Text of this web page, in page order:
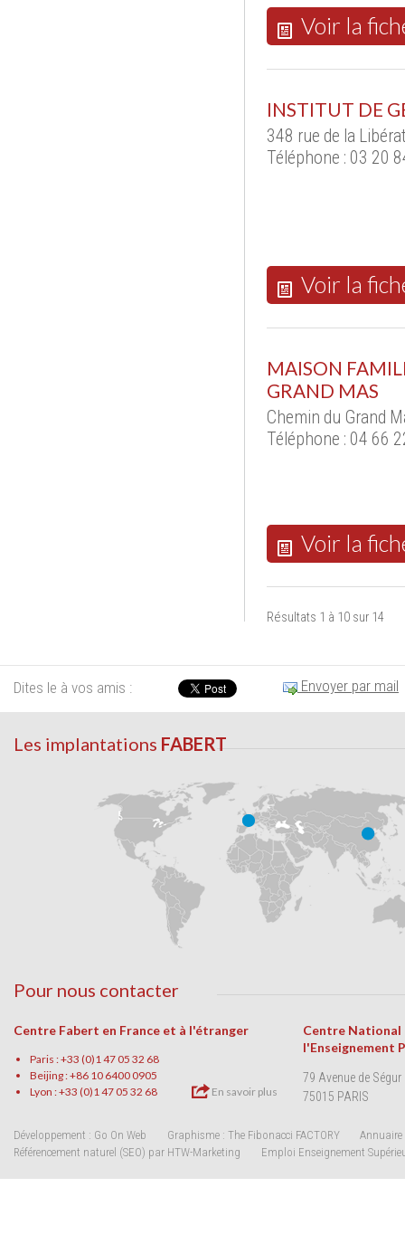
Voir la
INSTITUT DE
348 rue de la
Téléphone : 03 20
Voir la
MAISON
GRAND MAS
Chemin du Grand
Téléphone : 04 66
Voir la
Résultats 1 à 10 sur 14
Dites le à vos amis : Envoyer par mail
Les implantations FABERT
Pour nous contacter
Centre Fabert en France et à l'étranger
Paris : +33 (0)1 47 05 32 68
Beijing : +86 10 6400 0905
Lyon : +33 (0)1 47 05 32 68
En savoir plus
Centre National
l'Enseignement
79 Avenue de Ségur
75015 PARIS
Développement : Go On Web Graphisme : The Fibonacci FACTORY
Annuaire
Référencement naturel (SEO) par HTW-Marketing
Emploi Enseignement